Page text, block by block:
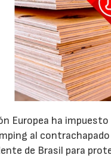
Europea ha
al
de Brasil para